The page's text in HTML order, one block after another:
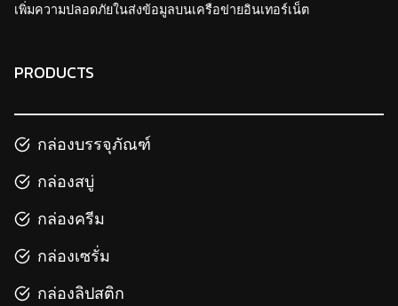
เพิ่มความปลอดภัยในส่งข้อมูลบนเครือข่ายอินเทอร์เน็ต
PRODUCTS
กล่องบรรจุภัณฑ์
กล่องสบู่
กล่องครีม
กล่องเซรั่ม
กล่องลิปสติก